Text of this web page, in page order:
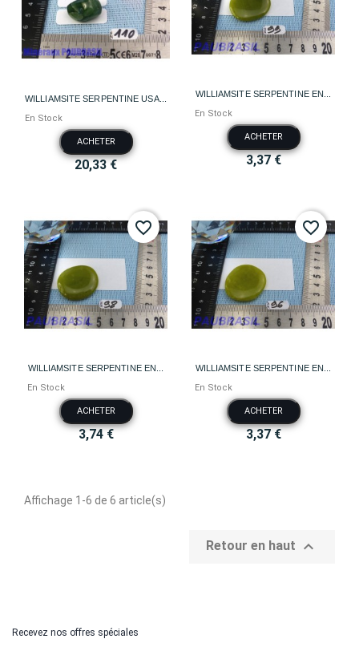
WILLIAMSITE SERPENTINE USA...
En Stock
ACHETER
20,33 €
WILLIAMSITE SERPENTINE EN...
En Stock
ACHETER
3,37 €
WILLIAMSITE SERPENTINE EN...
En Stock
ACHETER
3,74 €
favorite_border
WILLIAMSITE SERPENTINE EN...
En Stock
ACHETER
3,37 €
favorite_border
Affichage 1-6 de 6 article(s)
Retour en haut 
Recevez nos offres spéciales